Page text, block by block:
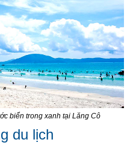
biển trong xanh tại Lăng Cô
du lịch